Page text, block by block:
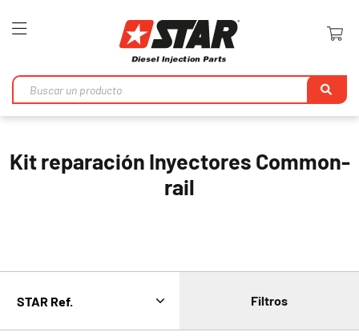
Toggle
en
Kit reparación Inyectores Common-
rail
Filtros